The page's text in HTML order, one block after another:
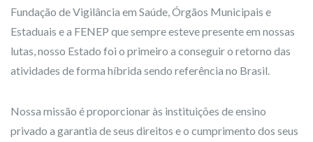
Fundação de Vigilância em Saúde, Órgãos Municipais e
Estaduais e a FENEP que sempre esteve presente em nossas
lutas, nosso Estado foi o primeiro a conseguir o retorno das
atividades de forma híbrida sendo referência no Brasil.
Nossa missão é proporcionar às instituições de ensino
privado a garantia de seus direitos e o cumprimento dos seus